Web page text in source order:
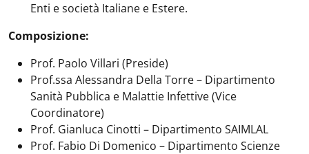
Enti e società Italiane e Estere.
Composizione:
Prof. Paolo Villari (Preside)
Prof.ssa Alessandra Della Torre – Dipartimento
Sanità Pubblica e Malattie Infettive (Vice
Coordinatore)
Prof. Gianluca Cinotti – Dipartimento SAIMLAL
Prof. Fabio Di Domenico – Dipartimento Scienze